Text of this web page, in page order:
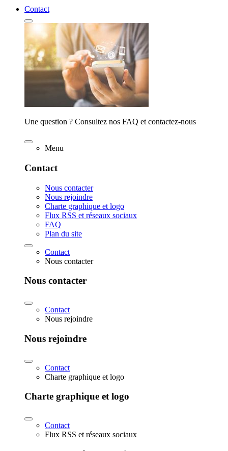
Contact
Une question ? Consultez nos FAQ et contactez-nous
Menu
Contact
Nous contacter
Nous rejoindre
Charte graphique et logo
Flux RSS et réseaux sociaux
FAQ
Plan du site
Contact
Nous contacter
Nous contacter
Contact
Nous rejoindre
Nous rejoindre
Contact
Charte graphique et logo
Charte graphique et logo
Contact
Flux RSS et réseaux sociaux